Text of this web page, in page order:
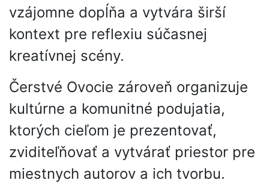
vzájomne dopĺňa a vytvára širší
kontext pre reflexiu súčasnej
kreatívnej scény.
Čerstvé Ovocie zároveň organizuje
kultúrne a komunitné podujatia,
ktorých cieľom je prezentovať,
zviditeľňovať a vytvárať priestor pre
miestnych autorov a ich tvorbu.